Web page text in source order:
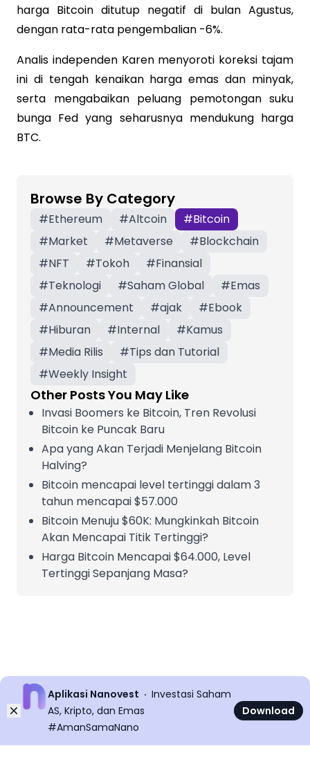
harga Bitcoin ditutup negatif di bulan Agustus,
dengan rata-rata pengembalian -6%.
Analis independen Karen menyoroti koreksi tajam
ini di tengah kenaikan harga emas dan minyak,
serta mengabaikan peluang pemotongan suku
bunga Fed yang seharusnya mendukung harga
BTC.
Browse By Category
#Ethereum #Altcoin #Bitcoin
#Market #Metaverse #Blockchain
#NFT #Tokoh #Finansial
#Teknologi #Saham Global #Emas
#Announcement #ajak #Ebook
#Hiburan #Internal #Kamus
#Media Rilis #Tips dan Tutorial
#Weekly Insight
Other Posts You May Like
Invasi Boomers ke Bitcoin, Tren Revolusi
Bitcoin ke Puncak Baru
Apa yang Akan Terjadi Menjelang Bitcoin
Halving?
Bitcoin mencapai level tertinggi dalam 3
tahun mencapai $57.000
Bitcoin Menuju $60K: Mungkinkah Bitcoin
Akan Mencapai Titik Tertinggi?
Harga Bitcoin Mencapai $64.000, Level
Tertinggi Sepanjang Masa?
Dismiss
Aplikasi Nanovest
Investasi Saham
AS, Kripto, dan Emas
#AmanSamaNano
Download